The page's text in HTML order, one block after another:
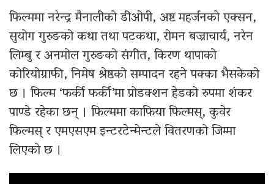
फिल्ममा नरेन्द्र मैनालीको डीओपी, अष्ट महर्जनको एक्सन,
सुयोग गुरुङको कथा तथा पटकथा, रोमन बज्राचार्य, नरेन
लिम्बु र अनमोल गुरुङको संगीत, किरण थापाको
कोरियोग्राफी, निमेष श्रेष्ठको सम्पादन रहने पक्का भैसकेको
छ । फिल्म ‘फर्की फर्की’मा प्रोडक्शन हेडको रुपमा शंकर
पाण्डे रहेका छन् । फिल्ममा काफिया फिल्मस्, कुवेर
फिल्मस् र एमएसएम इन्टरटेन्मेन्टले वितरणको जिम्मा
लिएको छ ।